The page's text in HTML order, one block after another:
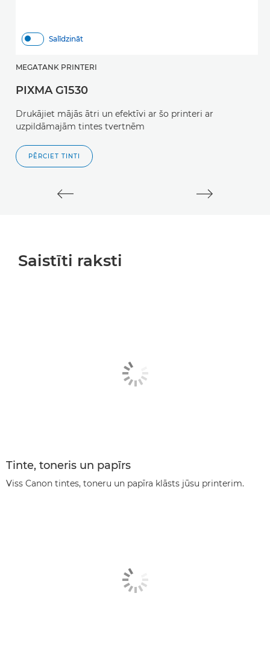
Salīdzināt
MEGATANK PRINTERI
PIXMA G1530
Drukājiet mājās ātri un efektīvi ar šo printeri ar
uzpildāmajām tintes tvertnēm
PĒRCIET TINTI
Saistīti raksti
Tinte, toneris un papīrs
Viss Canon tintes, toneru un papīra klāsts jūsu printerim.